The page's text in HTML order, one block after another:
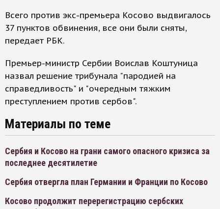
Всего против экс-премьера Косово выдвигалось
37 пунктов обвинения, все они были сняты,
передает РБК.
Премьер-министр Сербии Воислав Коштуница
назвал решение трибунала "пародией на
справедливость" и "очередным тяжким
преступлением против сербов".
Материалы по теме
Сербия и Косово на грани самого опасного кризиса за
последнее десятилетие
Сербия отвергла план Германии и Франции по Косово
Косово продолжит перерегистрацию сербских